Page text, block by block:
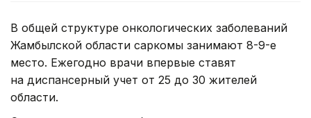
В общей структуре онкологических заболеваний
Жамбылской области саркомы занимают 8-9-е
место. Ежегодно врачи впервые ставят
на диспансерный учет от 25 до 30 жителей
области.